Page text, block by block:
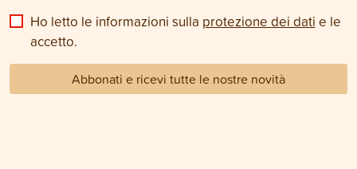
Ho letto le informazioni sulla protezione dei dati e le
accetto.
Abbonati e ricevi tutte le nostre novità